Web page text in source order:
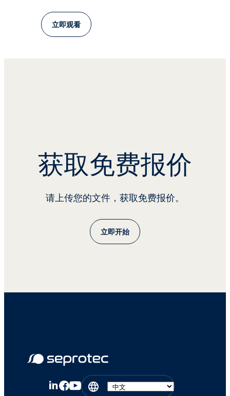
立即观看
获取免费报价
请上传您的文件，获取免费报价。
立即开始